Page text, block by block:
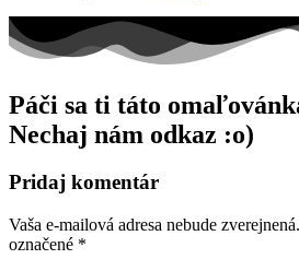
Páči sa ti táto
Nechaj nám odkaz :o)
Pridaj komentár
Vaša e-mailová adresa nebude zverejnená.
označené *